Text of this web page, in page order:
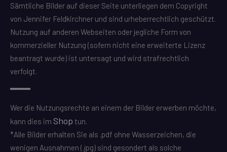
Sämtliche Bilder auf dieser Seite unterliegen dem Copyright
von Jennifer Feldkirchner und sind urheberrechtlich geschützt.
Nutzung auf anderen Webseiten oder jegliche Form von
kommerzieller Nutzung (sofern nicht eine erweiterte Lizenz
beantragt wurde) ist untersagt und wird strafrechtlich
verfolgt.
Wer die Nutzungsrechte an einem der Bilder erwerben möchte,
kann dies im Shop tun.
*Alle Bilder erhalten Sie als .pdf ohne Wasserzeichen, die
wenigen Ausnahmen (.jpg) sind gesondert als solche